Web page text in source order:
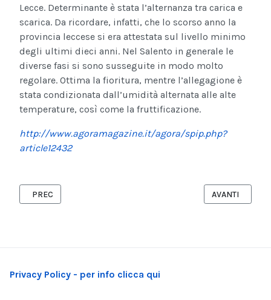
Lecce. Determinante è stata l’alternanza tra carica e
scarica. Da ricordare, infatti, che lo scorso anno la
provincia leccese si era attestata sul livello minimo
degli ultimi dieci anni. Nel Salento in generale le
diverse fasi si sono susseguite in modo molto
regolare. Ottima la fioritura, mentre l’allegagione è
stata condizionata dall’umidità alternata alle alte
temperature, così come la fruttificazione.
http://www.agoramagazine.it/agora/spip.php?
article12432
ARTICOLO PRECEDENTE: SANITA': RIENTRO DEFICIT;PUGLIA
PREC ARTICOLO
AVANTI
Privacy Policy - per info clicca qui